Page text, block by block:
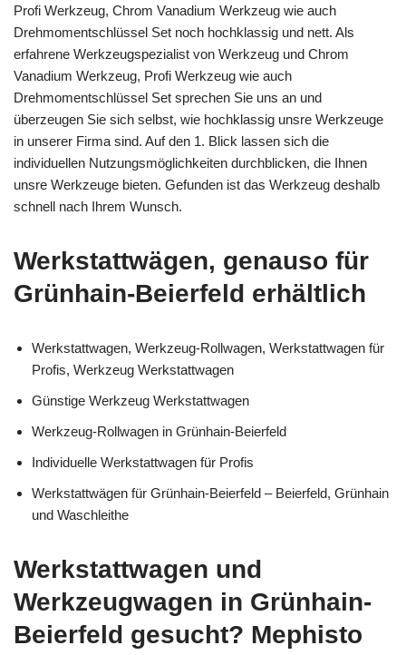
Profi Werkzeug, Chrom Vanadium Werkzeug wie auch
Drehmomentschlüssel Set noch hochklassig und nett. Als
erfahrene Werkzeugspezialist von Werkzeug und Chrom
Vanadium Werkzeug, Profi Werkzeug wie auch
Drehmomentschlüssel Set sprechen Sie uns an und
überzeugen Sie sich selbst, wie hochklassig unsre Werkzeuge
in unserer Firma sind. Auf den 1. Blick lassen sich die
individuellen Nutzungsmöglichkeiten durchblicken, die Ihnen
unsre Werkzeuge bieten. Gefunden ist das Werkzeug deshalb
schnell nach Ihrem Wunsch.
Werkstattwägen, genauso für
Grünhain-Beierfeld erhältlich
Werkstattwagen, Werkzeug-Rollwagen, Werkstattwagen für
Profis, Werkzeug Werkstattwagen
Günstige Werkzeug Werkstattwagen
Werkzeug-Rollwagen in Grünhain-Beierfeld
Individuelle Werkstattwagen für Profis
Werkstattwägen für Grünhain-Beierfeld – Beierfeld, Grünhain
und Waschleithe
Werkstattwagen und
Werkzeugwagen in Grünhain-
Beierfeld gesucht? Mephisto